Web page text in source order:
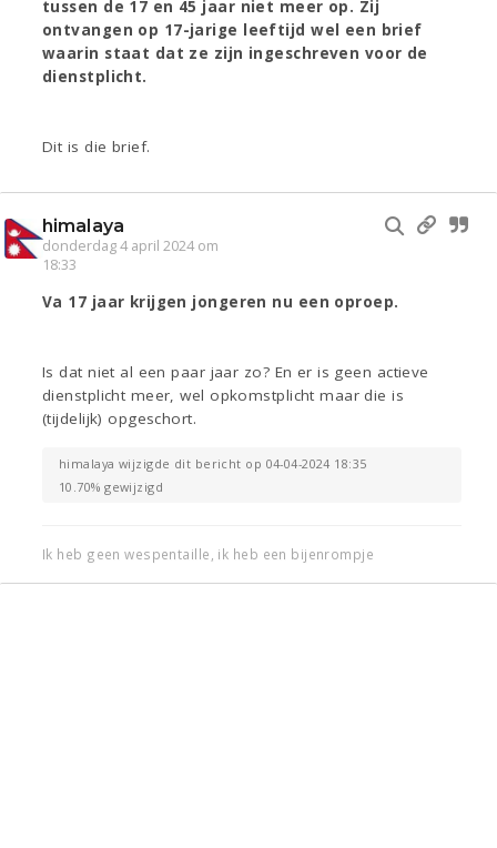
tussen de 17 en 45 jaar niet meer op. Zij
ontvangen op 17-jarige leeftijd wel een brief
waarin staat dat ze zijn ingeschreven voor de
dienstplicht.
Dit is die brief.
himalaya
donderdag 4 april 2024 om
18:33
Va 17 jaar krijgen jongeren nu een oproep.
Is dat niet al een paar jaar zo? En er is geen actieve
dienstplicht meer, wel opkomstplicht maar die is
(tijdelijk) opgeschort.
himalaya wijzigde dit bericht op 04-04-2024 18:35
10.70% gewijzigd
Ik heb geen wespentaille, ik heb een bijenrompje